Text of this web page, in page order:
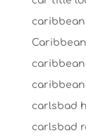
carlsbad
carlsbad